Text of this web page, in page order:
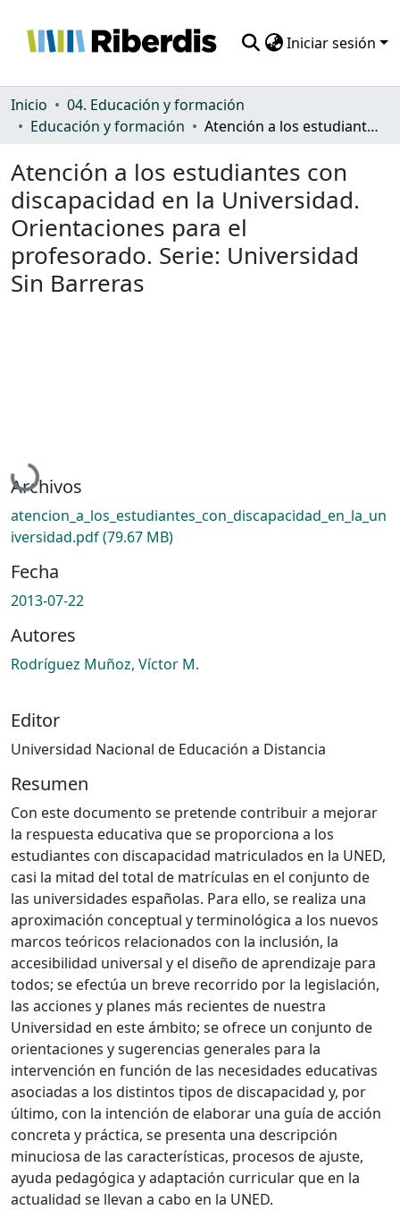
Iniciar sesión
Comunidades
Estadísticas
Inicio
04. Educación y formación
Educación y formación
Atención a los estudiantes con discapacidad en la Universidad. Orientaciones para el profesorado. Serie: Universidad Sin Barreras
Atención a los estudiantes con
discapacidad en la Universidad.
Orientaciones para el
profesorado. Serie: Universidad
Sin Barreras
Cargando...
Archivos
atencion_a_los_estudiantes_con_discapacidad_en_la_un
iversidad.pdf(79.67 MB)
Fecha
2013-07-22
Autores
Rodríguez Muñoz, Víctor M.
Editor
Universidad Nacional de Educación a Distancia
Resumen
Con este documento se pretende contribuir a mejorar
la respuesta educativa que se proporciona a los
estudiantes con discapacidad matriculados en la UNED,
casi la mitad del total de matrículas en el conjunto de
las universidades españolas. Para ello, se realiza una
aproximación conceptual y terminológica a los nuevos
marcos teóricos relacionados con la inclusión, la
accesibilidad universal y el diseño de aprendizaje para
todos; se efectúa un breve recorrido por la legislación,
las acciones y planes más recientes de nuestra
Universidad en este ámbito; se ofrece un conjunto de
orientaciones y sugerencias generales para la
intervención en función de las necesidades educativas
asociadas a los distintos tipos de discapacidad y, por
último, con la intención de elaborar una guía de acción
concreta y práctica, se presenta una descripción
minuciosa de las características, procesos de ajuste,
ayuda pedagógica y adaptación curricular que en la
actualidad se llevan a cabo en la UNED.